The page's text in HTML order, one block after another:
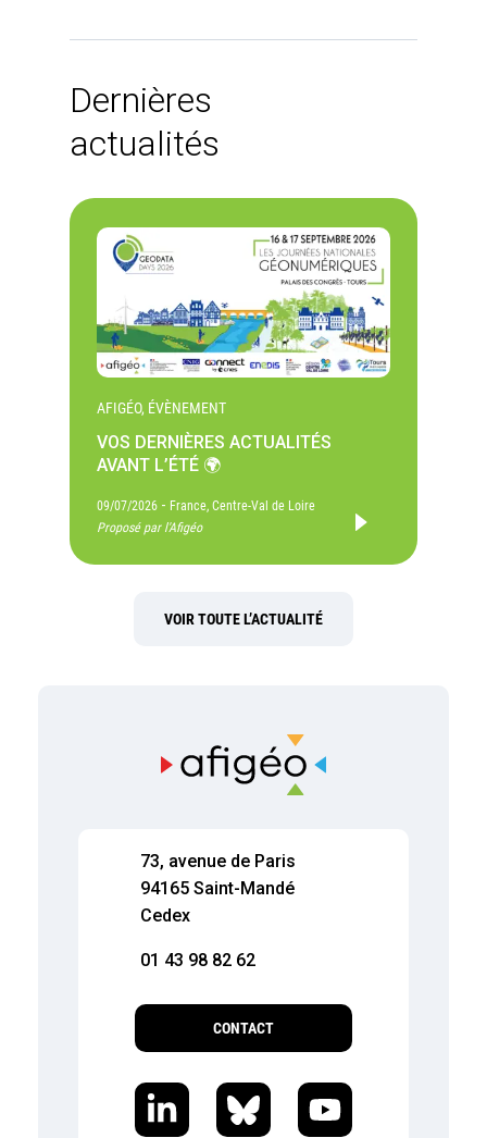
Dernières
actualités
AFIGÉO, ÉVÈNEMENT
VOS DERNIÈRES ACTUALITÉS
AVANT L’ÉTÉ 🌍
09/07/2026 - France, Centre-Val de Loire
Proposé par l'Afigéo
VOIR TOUTE L’ACTUALITÉ
73, avenue de Paris
94165 Saint-Mandé
Cedex
01 43 98 82 62
CONTACT